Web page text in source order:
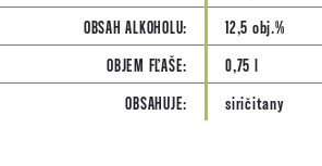
OBSAH ALKOHOLU:
12,5 obj.%
OBJEM FĽAŠE:
0,75 l
OBSAHUJE: siričitany